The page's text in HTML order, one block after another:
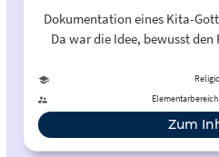
Dokumentation eines Kita-
Da war die Idee, bewusst den
diesen Tag zu legen, als
Zum